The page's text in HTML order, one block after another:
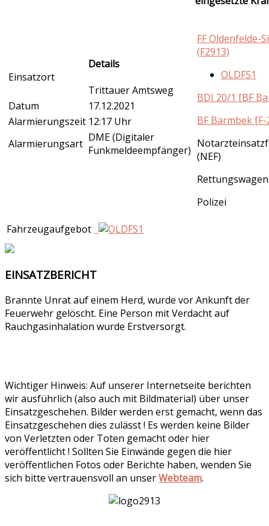
Einsatzort
Details
Trittauer Amtsweg
Datum
17.12.2021
Alarmierungszeit 12:17 Uhr
Alarmierungsart DME (Digitaler
Funkmeldeempfänger)
FF Oldenfelde-
(F2913)
OLDFS1
BDI 20/1 [BF
BF Barmbek
(NEF)
Polizei
Fahrzeugaufgebot
EINSATZBERICHT
Brannte Unrat auf einem Herd, wurde vor Ankunft der
Feuerwehr gelöscht. Eine Person mit Verdacht auf
Rauchgasinhalation wurde Erstversorgt.
Wichtiger Hinweis: Auf unserer Internetseite berichten
wir ausführlich (also auch mit Bildmaterial) über unser
Einsatzgeschehen. Bilder werden erst gemacht, wenn das
Einsatzgeschehen dies zulässt ! Es werden keine Bilder
von Verletzten oder Toten gemacht oder hier
veröffentlicht ! Sollten Sie Einwände gegen die hier
veröffentlichen Fotos oder Berichte haben, wenden Sie
sich bitte vertrauensvoll an unserWebteam.